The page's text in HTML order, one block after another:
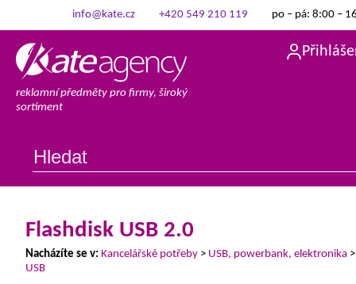
info@kate.cz +420 549 210 119 po – pá: 8:00 –
reklamní předměty pro firmy, široký
sortiment
Flashdisk USB 2.0
Nacházíte se v: Kancelářské potřeby > USB, powerbank, elektronika
USB